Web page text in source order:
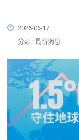
2026-06-17
分類 : 最新消息